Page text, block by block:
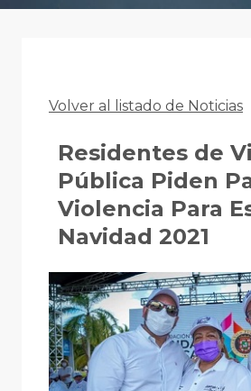
Volver al listado de Noticias
Residentes de
Pública Piden
Violencia Para
Navidad 2021